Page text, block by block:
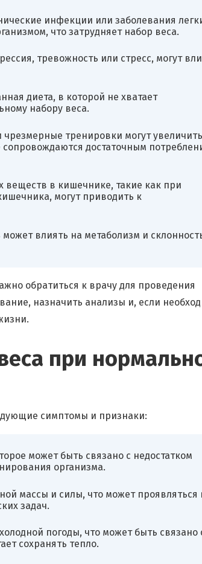
инфекции или заболевания
что затрудняет набор веса.
тревожность или стресс, могут
диета, в которой не хватает
набору веса.
тренировки могут увеличить
сопровождаются достаточным
в кишечнике, такие как при
могут приводить к
влиять на метаболизм и
обратиться к врачу для проведения
назначить анализы и, если
при
симптомы и признаки:
может быть связано с недостатком
организма.
массы и силы, что может проявляться
задач.
погоды, что может быть связано
сохранять тепло.